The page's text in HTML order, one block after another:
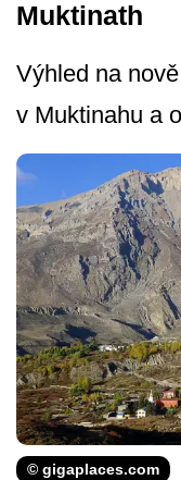
Muktinath
Výhled na
v Muktinahu a
© gigaplaces.com